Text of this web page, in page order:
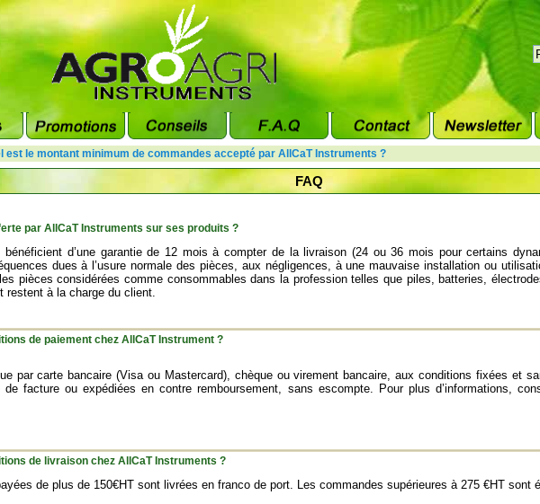
est le montant minimum de commandes accepté par AllCaT Instruments ?
FAQ
par AllCaT Instruments sur ses produits ?
bénéficient d’une garantie de 12 mois à compter de la livraison (24 ou 36 mois pour certains
dues à l’usure normale des pièces, aux négligences, à une mauvaise installation ou
pièces considérées comme consommables dans la profession telles que piles, batteries,
restent à la charge du client.
de paiement chez AllCaT Instrument ?
par carte bancaire (Visa ou Mastercard), chèque ou virement bancaire, aux conditions fixées et
facture ou expédiées en contre remboursement, sans escompte. Pour plus d’informations,
de livraison chez AllCaT Instruments ?
de plus de 150€HT sont livrées en franco de port. Les commandes supérieures à 275 €HT sont